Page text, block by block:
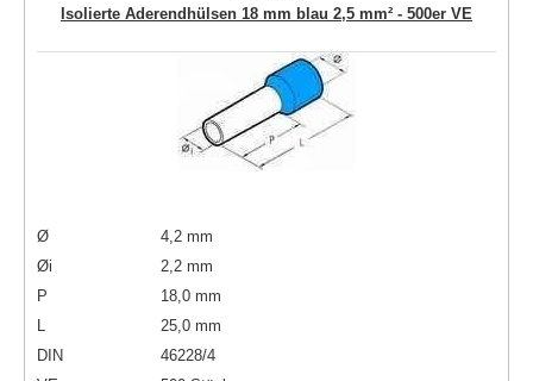
Isolierte Aderendhülsen 18 mm blau 2,5 mm² - 500er VE
Ø
4,2 mm
Øi
2,2 mm
P
18,0 mm
L
25,0 mm
DIN
46228/4